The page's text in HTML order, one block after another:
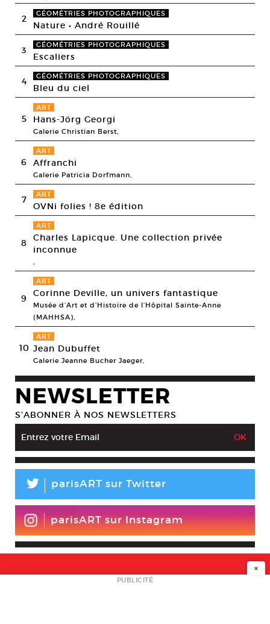
2 GÉOMÉTRIES PHOTOGRAPHIQUES
Nature • André Rouillé
3 GÉOMÉTRIES PHOTOGRAPHIQUES
Escaliers
4 GÉOMÉTRIES PHOTOGRAPHIQUES
Bleu du ciel
5
ART
Hans-Jörg Georgi
Galerie Christian Berst,
6
ART
Affranchi
Galerie Patricia Dorfmann,
7 ART
OVNi folies ! 8e édition
8
ART
Charles Lapicque. Une collection privée
inconnue
,
9
ART
Corinne Deville, un univers fantastique
Musée d’Art et d’Histoire de l’Hôpital Sainte-Anne
(MAHHSA),
10
ART
Jean Dubuffet
Galerie Jeanne Bucher Jaeger,
NEWSLETTER
S’ABONNER À NOS NEWSLETTERS
L parisART sur Twitter
parisART sur Instagram
NEWSLETTER
×
PUBLICITÉ